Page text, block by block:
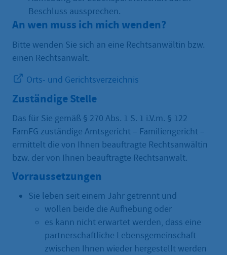
Beschluss aussprechen.
An wen muss ich mich wenden?
Bitte wenden Sie sich an eine Rechtsanwältin bzw.
einen Rechtsanwalt.
Orts- und Gerichtsverzeichnis
Zuständige Stelle
Das für Sie gemäß § 270 Abs. 1 S. 1 i.V.m. § 122
FamFG zuständige Amtsgericht – Familiengericht –
ermittelt die von Ihnen beauftragte Rechtsanwältin
bzw. der von Ihnen beauftragte Rechtsanwalt.
Vorraussetzungen
Sie leben seit einem Jahr getrennt und
wollen beide die Aufhebung oder
es kann nicht erwartet werden, dass eine
partnerschaftliche Lebensgemeinschaft
zwischen Ihnen wieder hergestellt werden